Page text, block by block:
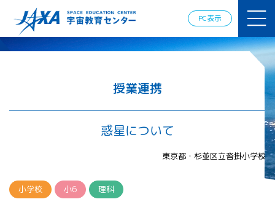
PC表示
ミー
ロスペース
情報の発
信
宇宙を活用
した教育実
践例
体験的学
習機会の
授業連携
惑星について
東京都・杉並区立沓掛小学校
小学校 小6 理科